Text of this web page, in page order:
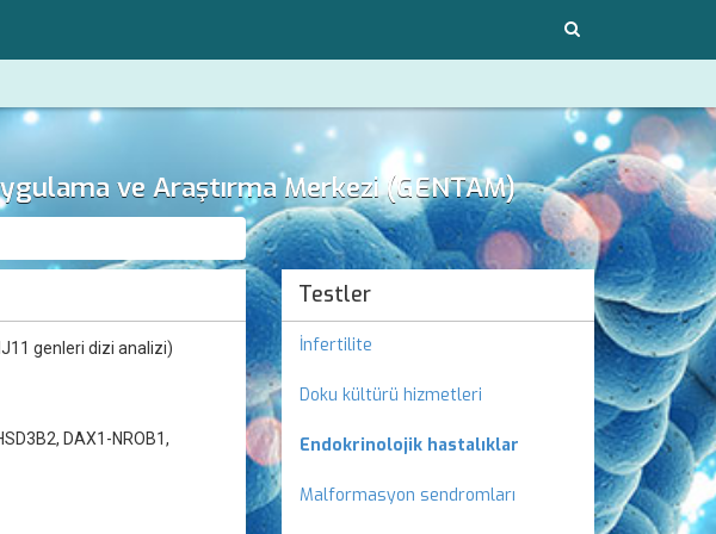
ve Araştırma Merkezi (GENTAM)
genleri dizi analizi)
DAX1-NROB1,
Testler
İnfertilite
Doku kültürü hizmetleri
Endokrinolojik hastalıklar
Malformasyon sendromları